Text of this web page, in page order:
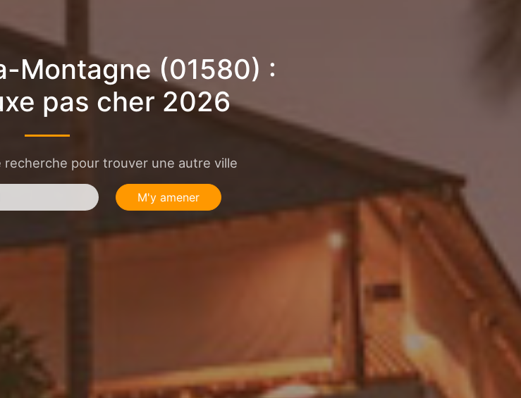
Montagne (01580) :
pas cher 2026
recherche pour trouver une autre ville
M'y amener